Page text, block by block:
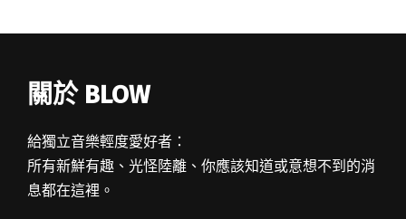
關於 BLOW
給獨立音樂輕度愛好者：
所有新鮮有趣、光怪陸離、你應該知道或意想不到的消
息都在這裡。